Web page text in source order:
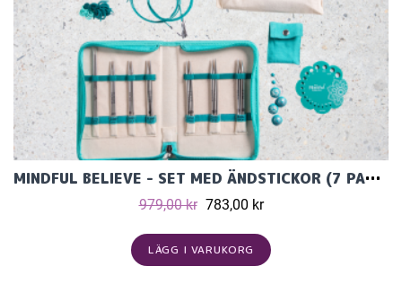
MINDFUL BELIEVE - SET MED ÄNDSTICKOR (7 PAR, 13 CM) OCH TILLBEHÖR
979,00 kr 783,00 kr
LÄGG I VARUKORG